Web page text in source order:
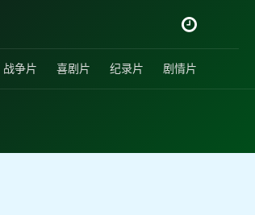
战争片 喜剧片 纪录片 剧情片